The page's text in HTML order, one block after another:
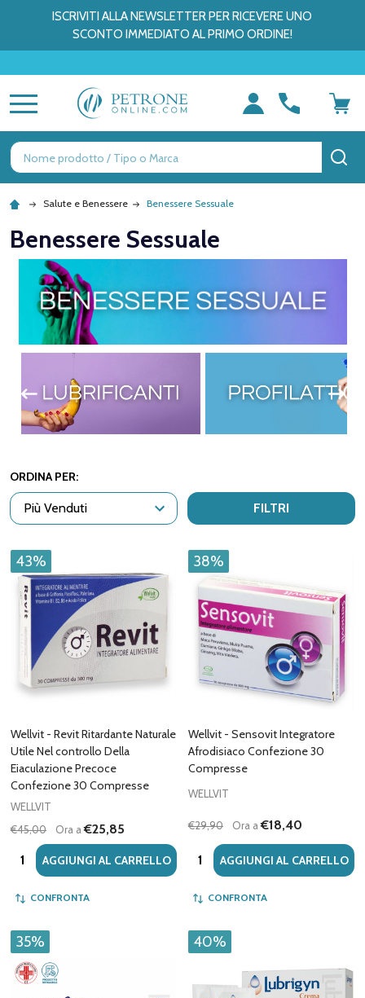
ISCRIVITI ALLA NEWSLETTER PER RICEVERE UNO
SCONTO IMMEDIATO AL PRIMO ORDINE!
Ricerca
Salute e Benessere Benessere Sessuale
Benessere Sessuale
ORDINA PER:
FILTRI
43%
Wellvit - Revit Ritardante Naturale
Utile Nel controllo Della
Eiaculazione Precoce
Confezione 30 Compresse
WELLVIT
€45,00
Ora a€25,85
Quantità:AGGIUNGI AL CARRELLO
CONFRONTA
38%
Wellvit - Sensovit Integratore
Afrodisiaco Confezione 30
Compresse
WELLVIT
€29,90 Ora a€18,40
Quantità:AGGIUNGI AL CARRELLO
CONFRONTA
35% 40%